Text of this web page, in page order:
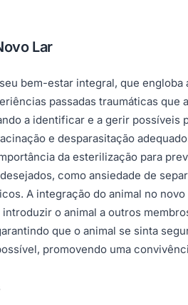
Lar
bem-estar integral, que
passadas traumáticas
a identificar e a gerir possíveis
e desparasitação
da esterilização para
como ansiedade de
A integração do animal no
o animal a outros
que o animal se sinta
promovendo uma